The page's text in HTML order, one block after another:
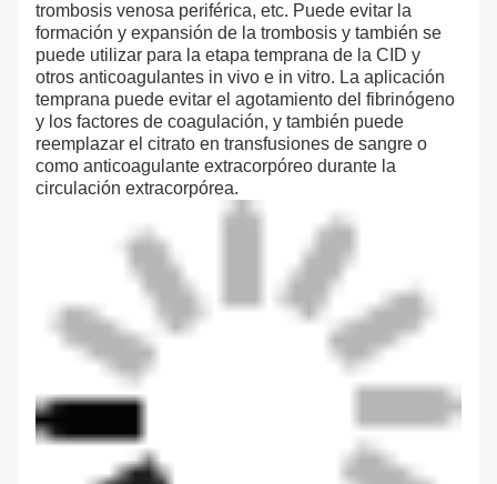
trombosis venosa periférica, etc. Puede evitar la
formación y expansión de la trombosis y también se
puede utilizar para la etapa temprana de la CID y
otros anticoagulantes in vivo e in vitro. La aplicación
temprana puede evitar el agotamiento del fibrinógeno
y los factores de coagulación, y también puede
reemplazar el citrato en transfusiones de sangre o
como anticoagulante extracorpóreo durante la
circulación extracorpórea.